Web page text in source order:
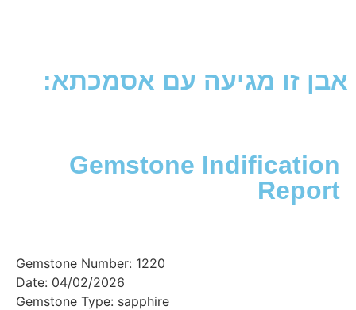
זו מגיעה עם אסמכתא:
Gemstone
Gemstone Number: 1220
Date: 04/02/2026
Gemstone Type: sapphire